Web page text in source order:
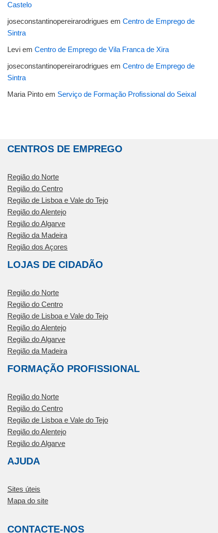
Castelo
joseconstantinopereirarodrigues em Centro de Emprego de
Sintra
Levi em Centro de Emprego de Vila Franca de Xira
joseconstantinopereirarodrigues em Centro de Emprego de
Sintra
Maria Pinto em Serviço de Formação Profissional do Seixal
CENTROS DE EMPREGO
Região do Norte
Região do Centro
Região de Lisboa e Vale do Tejo
Região do Alentejo
Região do Algarve
Região da Madeira
Região dos Açores
LOJAS DE CIDADÃO
Região do Norte
Região do Centro
Região de Lisboa e Vale do Tejo
Região do Alentejo
Região do Algarve
Região da Madeira
FORMAÇÃO PROFISSIONAL
Região do Norte
Região do Centro
Região de Lisboa e Vale do Tejo
Região do Alentejo
Região do Algarve
AJUDA
Sites úteis
Mapa do site
CONTACTE-NOS